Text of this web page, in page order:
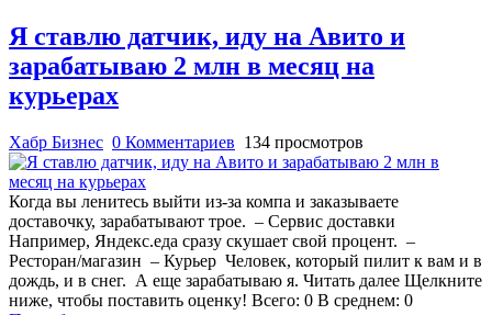
Я ставлю датчик, иду на Авито и
зарабатываю 2 млн в месяц на
курьерах
Хабр Бизнес 0 Комментариев 134 просмотров
Когда вы ленитесь выйти из-за компа и заказываете
доставочку, зарабатывают трое. – Сервис доставки
Например, Яндекс.еда сразу скушает свой процент. –
Ресторан/магазин – Курьер Человек, который пилит к вам и в
дождь, и в снег. А еще зарабатываю я. Читать далее Щелкните
ниже, чтобы поставить оценку! Всего: 0 В среднем: 0